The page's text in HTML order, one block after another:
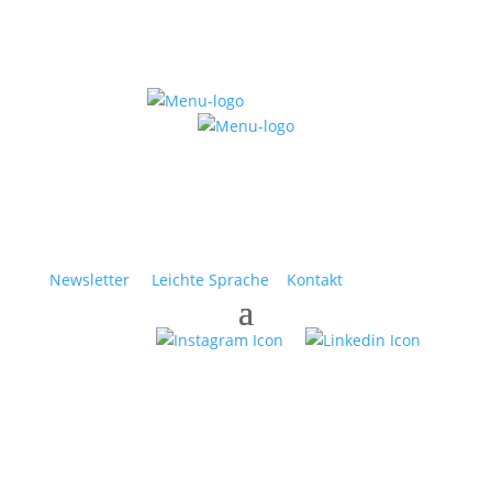
Newsletter Leichte Sprache Kontakt